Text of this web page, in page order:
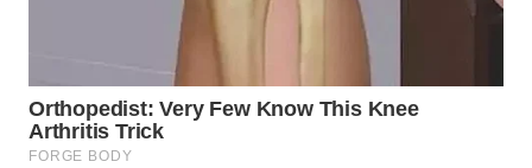
WAHANA
NEWS